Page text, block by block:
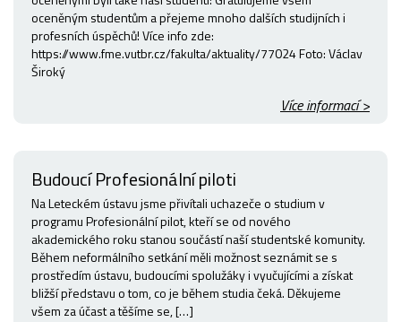
oceněným studentům a přejeme mnoho dalších studijních i
profesních úspěchů! Více info zde:
https://www.fme.vutbr.cz/fakulta/aktuality/77024 Foto: Václav
Široký
Více informací >
Budoucí Profesionální piloti
Na Leteckém ústavu jsme přivítali uchazeče o studium v
programu Profesionální pilot, kteří se od nového
akademického roku stanou součástí naší studentské komunity.
Během neformálního setkání měli možnost seznámit se s
prostředím ústavu, budoucími spolužáky i vyučujícími a získat
bližší představu o tom, co je během studia čeká. Děkujeme
všem za účast a těšíme se, […]